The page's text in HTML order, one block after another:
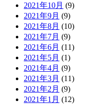
2021年10月 (9)
2021年9月 (9)
2021年8月 (10)
2021年7月 (9)
2021年6月 (11)
2021年5月 (1)
2021年4月 (9)
2021年3月 (11)
2021年2月 (9)
2021年1月 (12)